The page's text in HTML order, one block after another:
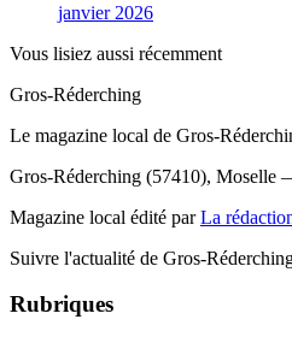
janvier 2026
Vous lisiez aussi récemment
Gros-Réderching
Le magazine local de Gros-
Gros-Réderching (57410), Moselle
Magazine local édité parLa
Suivre l'actualité de Gros-
Rubriques